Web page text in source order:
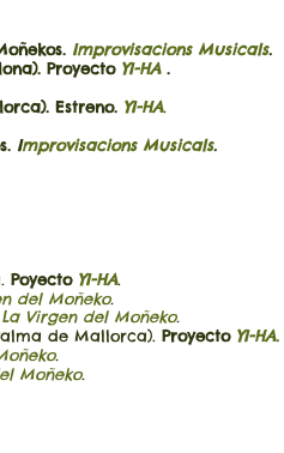
Improvisacions Musicals.
Proyecto YI-HA.
Estreno. YI-HA.
Improvisacions Musicals.
Poyecto YI-HA.
del Moñeko.
La Virgen del Moñeko.
de Mallorca). Proyecto YI-HA.
.
Moñeko.